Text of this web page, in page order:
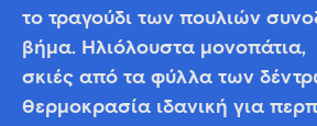
το τραγούδι των πουλιών
βήμα. Ηλιόλουστα μονοπάτια,
σκιές από τα φύλλα των
θερμοκρασία ιδανική για